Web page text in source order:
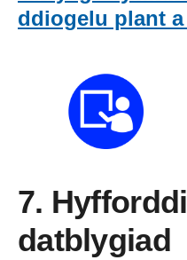
ddiogelu plant
7.
datblygiad